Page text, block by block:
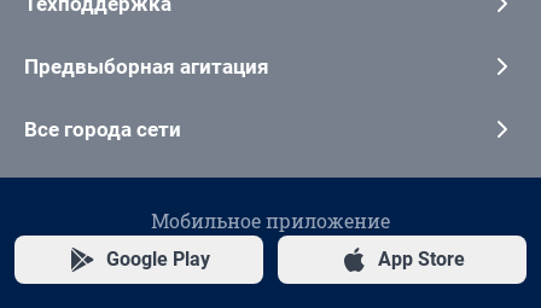
Предвыборная агитация
Все города сети
Мобильное приложение
Google Play App Store